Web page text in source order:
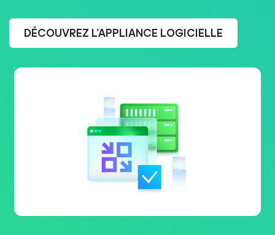
DÉCOUVREZ L’APPLIANCE LOGICIELLE